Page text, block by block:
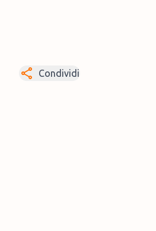
Condividi